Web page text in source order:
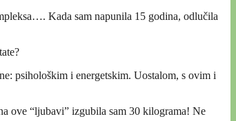
Kada sam napunila 15 godina, odlučila
psihološkim i energetskim. Uostalom, s ovim i
ove “ljubavi” izgubila sam 30 kilograma! Ne